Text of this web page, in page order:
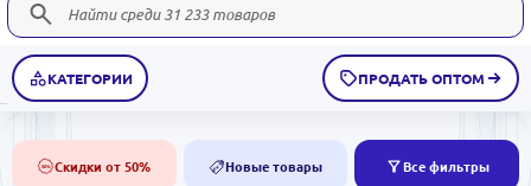
КАТЕГОРИИ ПРОДАТЬ ОПТОМ
50% Скидки от 50% NEW Новые товары Все фильтры